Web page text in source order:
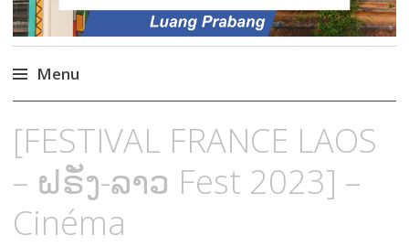
Menu
au
contenu
principal
[FESTIVAL FRANCE LAOS
– ຝຣັ່ງ-ລາວ Fest 2023] –
Cinéma